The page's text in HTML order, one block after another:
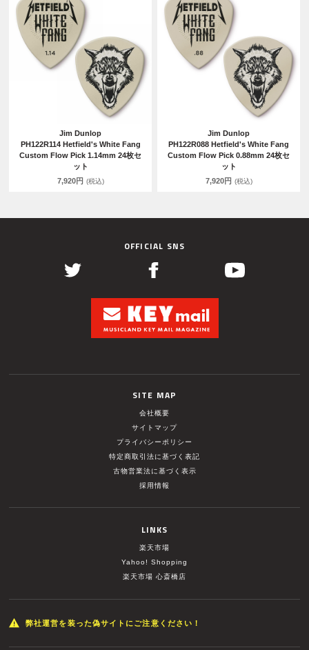
Jim Dunlop
PH122R114 Hetfield's White Fang
Custom Flow Pick 1.14mm 24枚セ
ット
7,920円 (税込)
Jim Dunlop
PH122R088 Hetfield's White Fang
Custom Flow Pick 0.88mm 24枚セ
ット
7,920円 (税込)
OFFICIAL SNS
SITE MAP
会社概要
サイトマップ
プライバシーポリシー
特定商取引法に基づく表記
古物営業法に基づく表示
採用情報
LINKS
楽天市場
Yahoo! Shopping
楽天市場 心斎橋店
弊社運営を装った偽サイトにご注意ください！